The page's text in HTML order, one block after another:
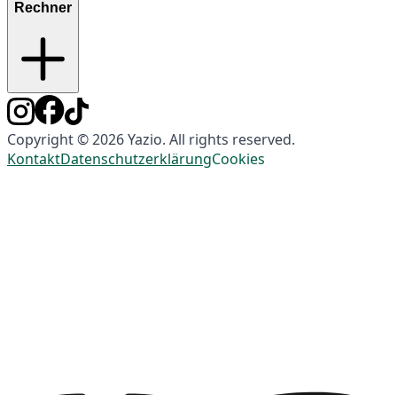
Rechner
Copyright © 2026 Yazio. All rights reserved.
KontaktDatenschutzerklärungCookies